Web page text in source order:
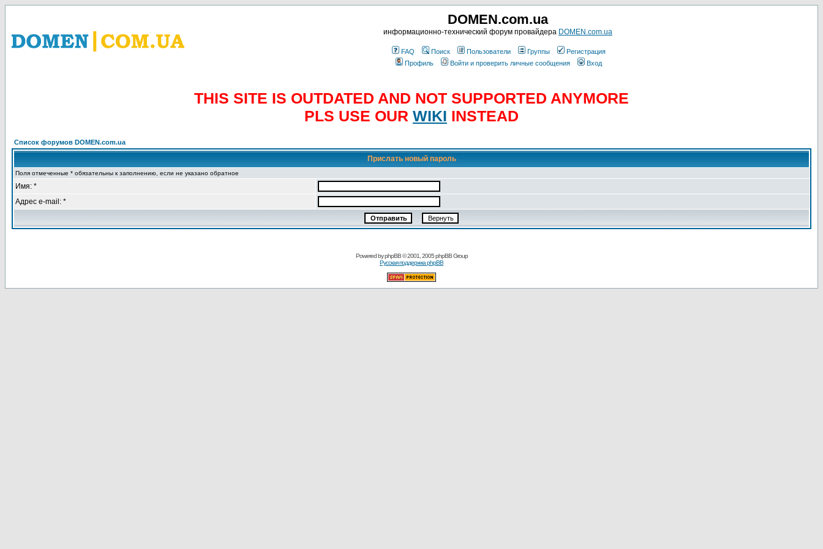
DOMEN.com.ua
информационно-технический форум провайдера DOMEN.com.ua
FAQ Поиск Пользователи Группы
Регистрация
Профиль
Войти и проверить личные сообщения Вход
THIS SITE IS OUTDATED AND NOT SUPPORTED ANYMORE
PLS USE OUR WIKI INSTEAD
Список форумов DOMEN.com.ua
Прислать новый пароль
Поля отмеченные * обязательны к заполнению, если не указано обратное
Имя: *
Адрес e-mail: *
Powered byphpBB© 2001, 2005 phpBB Group
Русская поддержка phpBB